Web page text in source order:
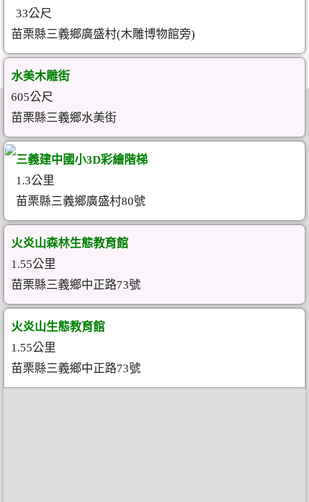
33公尺
苗栗縣三義鄉廣盛村(木雕博物館旁)
水美木雕街
605公尺
苗栗縣三義鄉水美街
三義建中國小3D彩繪階梯
1.3公里
苗栗縣三義鄉廣盛村80號
火炎山森林生態教育館
1.55公里
苗栗縣三義鄉中正路73號
火炎山生態教育館
1.55公里
苗栗縣三義鄉中正路73號